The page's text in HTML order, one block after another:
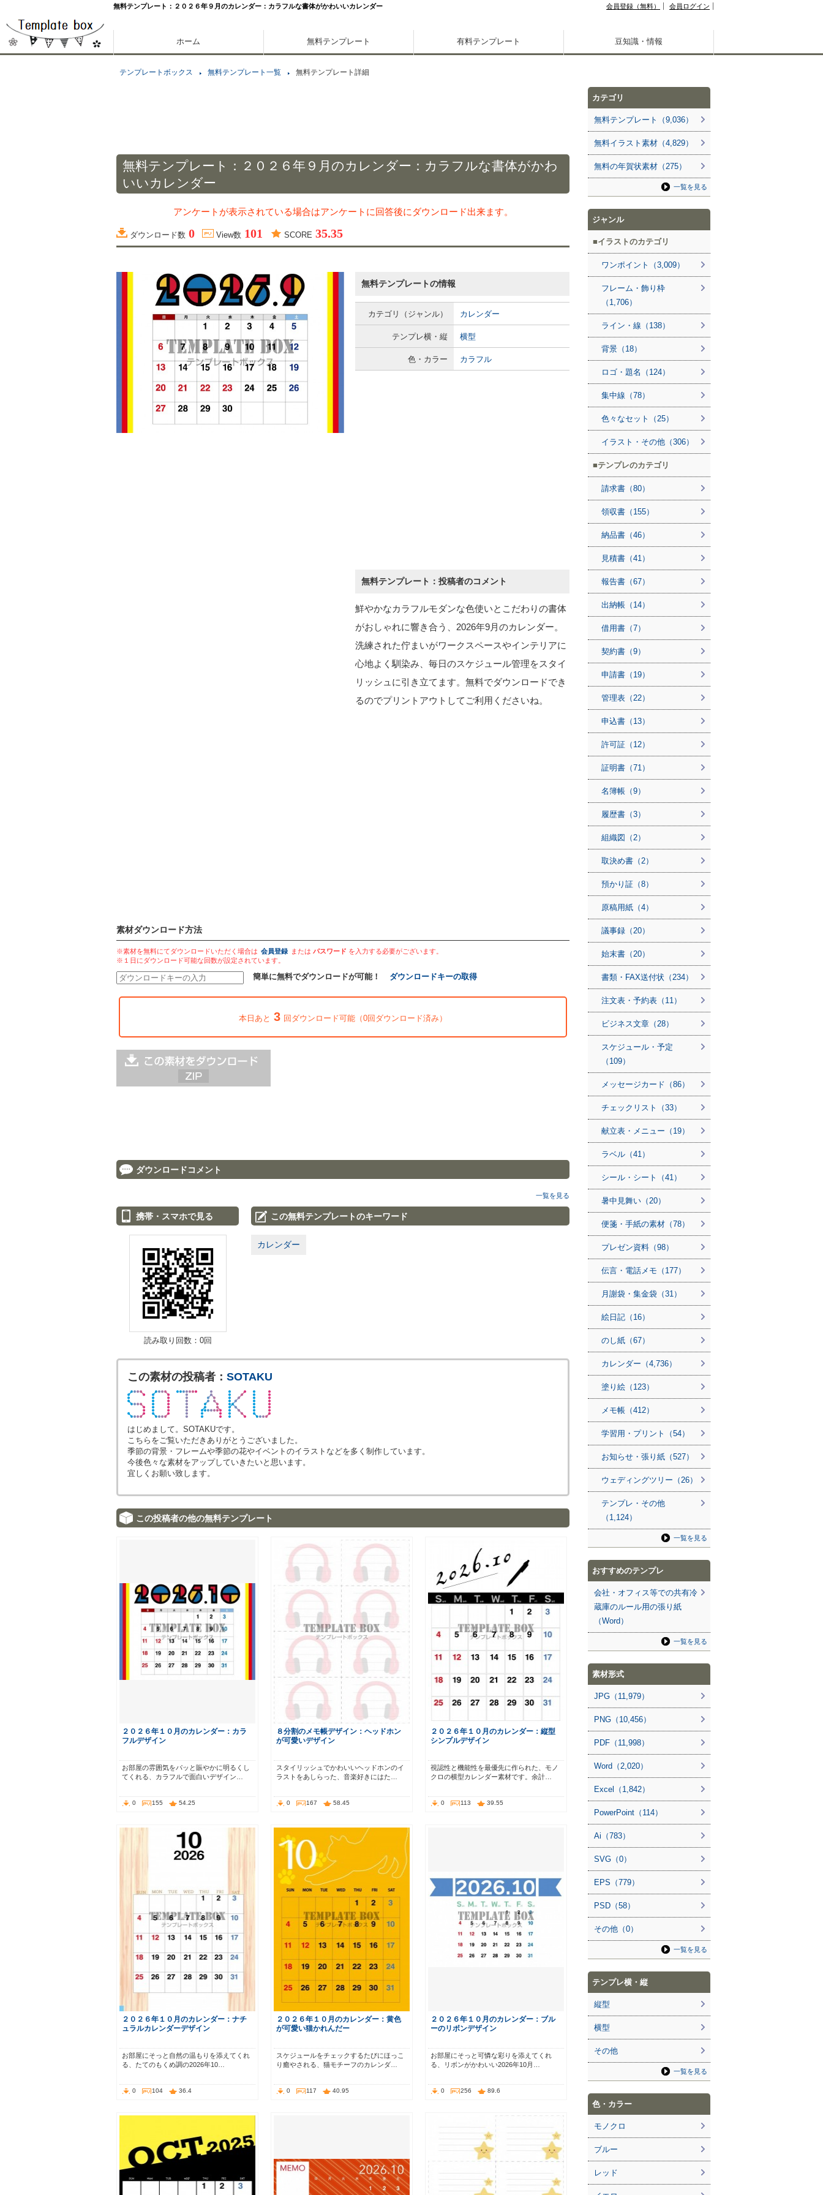
無料テンプレート：２０２６年９月のカレンダー：カラフルな書体がかわいいカレンダー 会員登録（無料） 会員ログイン
ホーム 無料テンプレート 有料テンプレート 豆知識・情報
テンプレートボックス 無料テンプレート一覧 無料テンプレート詳細
無料テンプレート：２０２６年９月のカレンダー：カラフルな書体がかわ
いいカレンダー
アンケートが表示されている場合はアンケートに回答後にダウンロード出来ます。
ダウンロード数 0 View数 101 SCORE 35.35
無料テンプレートの情報
カテゴリ（ジャンル） カレンダー
テンプレ横・縦 横型
色・カラー カラフル
無料テンプレート：投稿者のコメント
鮮やかなカラフルモダンな色使いとこだわりの書体
がおしゃれに響き合う、2026年9月のカレンダー。
洗練された佇まいがワークスペースやインテリアに
心地よく馴染み、毎日のスケジュール管理をスタイ
リッシュに引き立てます。無料でダウンロードでき
るのでプリントアウトしてご利用くださいね。
素材ダウンロード方法
※素材を無料にてダウンロードいただく場合は 会員登録 または パスワード を入力する必要がございます。
※１日にダウンロード可能な回数が設定されています。
簡単に無料でダウンロードが可能！ ダウンロードキーの取得
本日あと 3 回ダウンロード可能（0回ダウンロード済み）
ダウンロードコメント
一覧を見る
携帯・スマホで見る
読み取り回数：0回
この無料テンプレートのキーワード
カレンダー
この素材の投稿者： SOTAKU
はじめまして。SOTAKUです。
こちらをご覧いただきありがとうございました。
季節の背景・フレームや季節の花やイベントのイラストなどを多く制作しています。
今後色々な素材をアップしていきたいと思います。
宜しくお願い致します。
この投稿者の他の無料テンプレート
２０２６年１０月のカレンダー：カラ
フルデザイン
お部屋の雰囲気をパッと賑やかに明るくし
てくれる、カラフルで面白いデザイン…
0 155 54.25
８分割のメモ帳デザイン：ヘッドホン
が可愛いデザイン
スタイリッシュでかわいいヘッドホンのイ
ラストをあしらった、音楽好きにはた…
0 167 58.45
２０２６年１０月のカレンダー：縦型
シンプルデザイン
視認性と機能性を最優先に作られた、モノ
クロの横型カレンダー素材です。余計…
0 113 39.55
２０２６年１０月のカレンダー：ナチ
ュラルカレンダーデザイン
お部屋にそっと自然の温もりを添えてくれ
る、たてのもくめ調の2026年10…
0 104 36.4
２０２６年１０月のカレンダー：黄色
が可愛い猫かれんだー
スケジュールをチェックするたびにほっこ
り癒やされる、猫モチーフのカレンダ…
0 117 40.95
２０２６年１０月のカレンダー：ブル
ーのリボンデザイン
お部屋にそっと可憐な彩りを添えてくれ
る、リボンがかわいい2026年10月…
0 256 89.6
カテゴリ
無料テンプレート（9,036）
無料イラスト素材（4,829）
無料の年賀状素材（275）
一覧を見る
ジャンル
イラストのカテゴリ
ワンポイント（3,009）
フレーム・飾り枠
（1,706）
ライン・線（138）
背景（18）
ロゴ・題名（124）
集中線（78）
色々なセット（25）
イラスト・その他（306）
テンプレのカテゴリ
請求書（80）
領収書（155）
納品書（46）
見積書（41）
報告書（67）
出納帳（14）
借用書（7）
契約書（9）
申請書（19）
管理表（22）
申込書（13）
許可証（12）
証明書（71）
名簿帳（9）
履歴書（3）
組織図（2）
取決め書（2）
預かり証（8）
原稿用紙（4）
議事録（20）
始末書（20）
書類・FAX送付状（234）
注文表・予約表（11）
ビジネス文章（28）
スケジュール・予定
（109）
メッセージカード（86）
チェックリスト（33）
献立表・メニュー（19）
ラベル（41）
シール・シート（41）
暑中見舞い（20）
便箋・手紙の素材（78）
プレゼン資料（98）
伝言・電話メモ（177）
月謝袋・集金袋（31）
絵日記（16）
のし紙（67）
カレンダー（4,736）
塗り絵（123）
メモ帳（412）
学習用・プリント（54）
お知らせ・張り紙（527）
ウェディングツリー（26）
テンプレ・その他
（1,124）
一覧を見る
おすすめのテンプレ
会社・オフィス等での共有冷
蔵庫のルール用の張り紙
（Word）
一覧を見る
素材形式
JPG（11,979）
PNG（10,456）
PDF（11,998）
Word（2,020）
Excel（1,842）
PowerPoint（114）
Ai（783）
SVG（0）
EPS（779）
PSD（58）
その他（0）
一覧を見る
テンプレ横・縦
縦型
横型
その他
一覧を見る
色・カラー
モノクロ
ブルー
レッド